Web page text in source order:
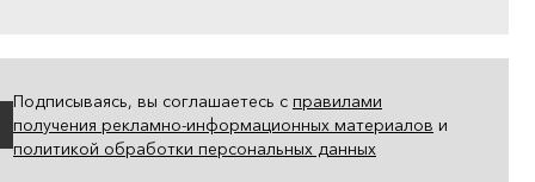
Подписываясь, вы соглашаетесь с правилами
получения рекламно-информационных материалов и
политикой обработки персональных данных